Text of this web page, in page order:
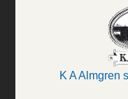
K A Almgren